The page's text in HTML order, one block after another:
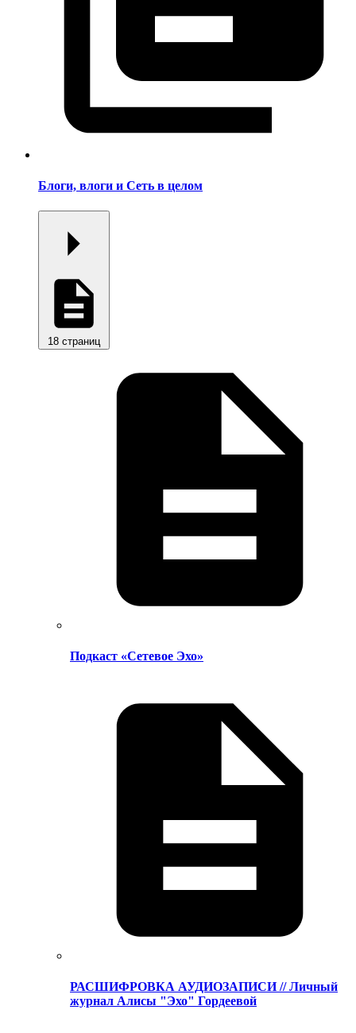
Блоги, влоги и Сеть в целом
18 страниц
Подкаст «Сетевое Эхо»
РАСШИФРОВКА АУДИОЗАПИСИ // Личный
журнал Алисы "Эхо" Гордеевой